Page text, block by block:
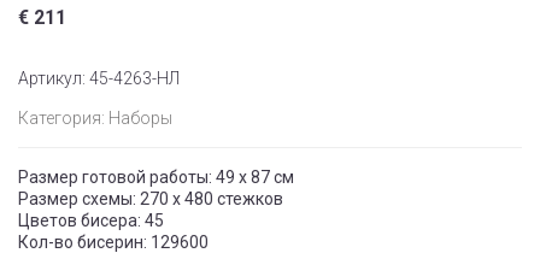
€ 211
Артикул: 45-4263-НЛ
Категория: Наборы
Размер готовой работы: 49 x 87 см
Размер схемы: 270 x 480 стежков
Цветов бисера: 45
Кол-во бисерин: 129600